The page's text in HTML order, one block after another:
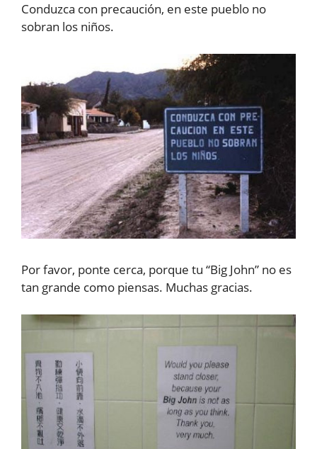
Conduzca con precaución, en este pueblo no
sobran los niños.
Por favor, ponte cerca, porque tu “Big John” no es
tan grande como piensas. Muchas gracias.